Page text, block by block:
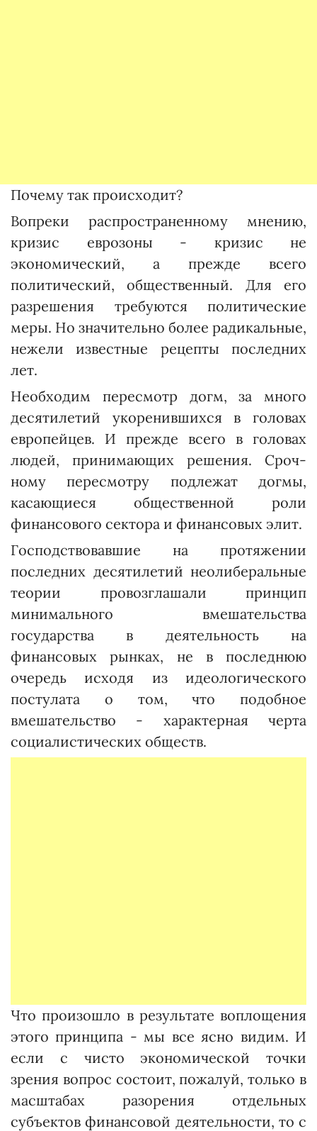
Почему так происходит?
Вопреки распространенному мнению,
кризис еврозоны - кризис не
экономический, а прежде всего
политический, общественный. Для его
разрешения требуются политические
меры. Но значительно более радикальные,
нежели известные рецепты последних
лет.
Необходим пересмотр догм, за много
десятилетий укоренившихся в головах
европейцев. И прежде всего в головах
людей, принимающих решения. Сроч­
ному пересмот­ру подлежат догмы,
касающиеся общественной роли
финансового сектора и финансовых элит.
Господствовавшие на протяжении
последних десятилетий неолиберальные
теории провозглашали принцип
минимального вмешательства
государства в деятельность на
финансовых рынках, не в последнюю
очередь исходя из идео­логического
постулата о том, что подобное
вмешательство - характерная черта
социалистических обществ.
Что произошло в результате воплощения
этого принципа - мы все ясно видим. И
если с чисто экономической точки
зрения вопрос состоит, пожалуй, только в
масштабах разорения отдельных
субъектов финансовой деятельности, то с